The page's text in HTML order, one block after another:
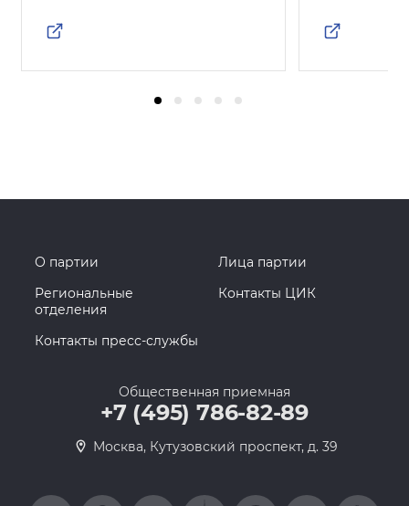
О партии
Лица партии
Региональные
отделения
Контакты ЦИК
Контакты пресс-службы
Общественная приемная
+7 (495) 786-82-89
Москва, Кутузовский проспект, д. 39